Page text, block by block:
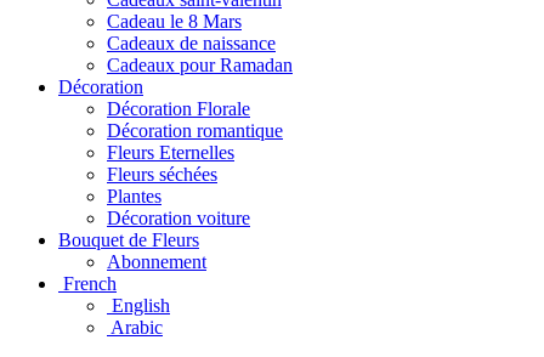
Cadeau le 8 Mars
Cadeaux de naissance
Cadeaux pour Ramadan
Décoration
Décoration Florale
Décoration romantique
Fleurs Eternelles
Fleurs séchées
Plantes
Décoration voiture
Bouquet de Fleurs
Abonnement
French
English
Arabic